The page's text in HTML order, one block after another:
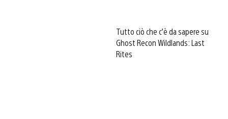
Tutto ciò che c’è da sapere su
Ghost Recon Wildlands: Last
Rites